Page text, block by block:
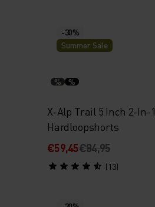
-30%
Summer Sale
% %
X-Alp Trail 5 Inch 2-In-1
Hardloopshorts
€59,45€84,95
(13)